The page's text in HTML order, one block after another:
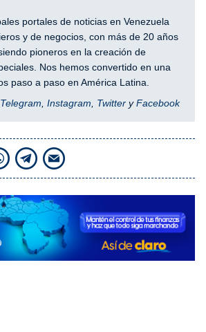
portales de noticias en Venezuela
y de negocios, con más de 20 años
pioneros en la creación de
Nos hemos convertido en una
paso a paso en América Latina.
Telegram, Instagram, TwitteryFacebook